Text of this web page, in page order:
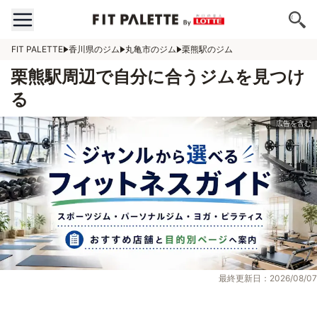
FIT PALETTE 香川県のジム 丸亀市のジム 栗熊駅のジム
栗熊駅周辺で自分に合うジムを見つけ
る
最終更新日：2026/08/07